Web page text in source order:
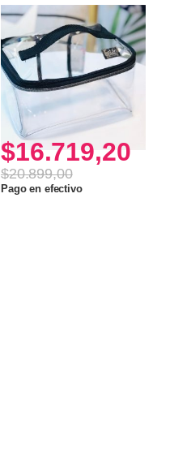
$16.719,20
$20.899,00
Pago en efectivo